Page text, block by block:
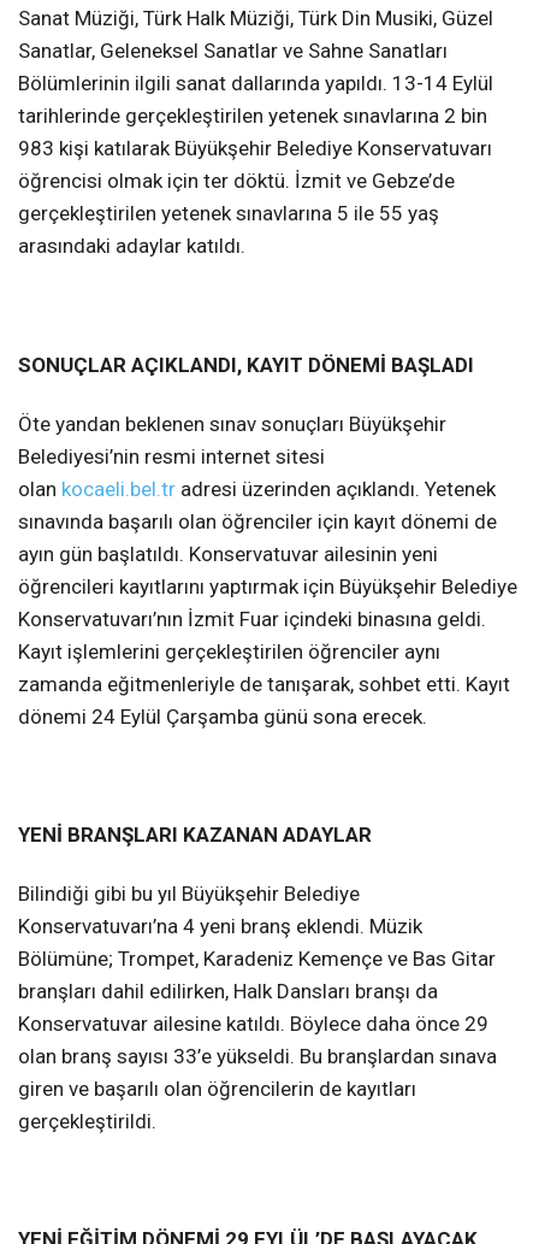
Sanat Müziği, Türk Halk Müziği, Türk Din Musiki, Güzel
Sanatlar, Geleneksel Sanatlar ve Sahne Sanatları
Bölümlerinin ilgili sanat dallarında yapıldı. 13-14 Eylül
tarihlerinde gerçekleştirilen yetenek sınavlarına 2 bin
983 kişi katılarak Büyükşehir Belediye Konservatuvarı
öğrencisi olmak için ter döktü. İzmit ve Gebze’de
gerçekleştirilen yetenek sınavlarına 5 ile 55 yaş
arasındaki adaylar katıldı.
SONUÇLAR AÇIKLANDI, KAYIT DÖNEMİ BAŞLADI
Öte yandan beklenen sınav sonuçları Büyükşehir
Belediyesi’nin resmi internet sitesi
olan kocaeli.bel.tr adresi üzerinden açıklandı. Yetenek
sınavında başarılı olan öğrenciler için kayıt dönemi de
ayın gün başlatıldı. Konservatuvar ailesinin yeni
öğrencileri kayıtlarını yaptırmak için Büyükşehir Belediye
Konservatuvarı’nın İzmit Fuar içindeki binasına geldi.
Kayıt işlemlerini gerçekleştirilen öğrenciler aynı
zamanda eğitmenleriyle de tanışarak, sohbet etti. Kayıt
dönemi 24 Eylül Çarşamba günü sona erecek.
YENİ BRANŞLARI KAZANAN ADAYLAR
Bilindiği gibi bu yıl Büyükşehir Belediye
Konservatuvarı’na 4 yeni branş eklendi. Müzik
Bölümüne; Trompet, Karadeniz Kemençe ve Bas Gitar
branşları dahil edilirken, Halk Dansları branşı da
Konservatuvar ailesine katıldı. Böylece daha önce 29
olan branş sayısı 33’e yükseldi. Bu branşlardan sınava
giren ve başarılı olan öğrencilerin de kayıtları
gerçekleştirildi.